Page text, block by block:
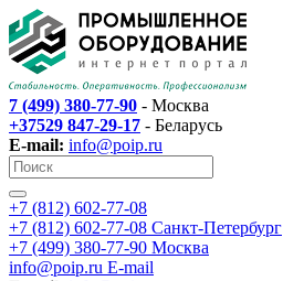
7 (499) 380-77-90 - Москва
+37529 847-29-17 - Беларусь
E-mail: info@poip.ru
+7 (812) 602-77-08
+7 (812) 602-77-08 Санкт-Петербург
+7 (499) 380-77-90 Москва
info@poip.ru E-mail